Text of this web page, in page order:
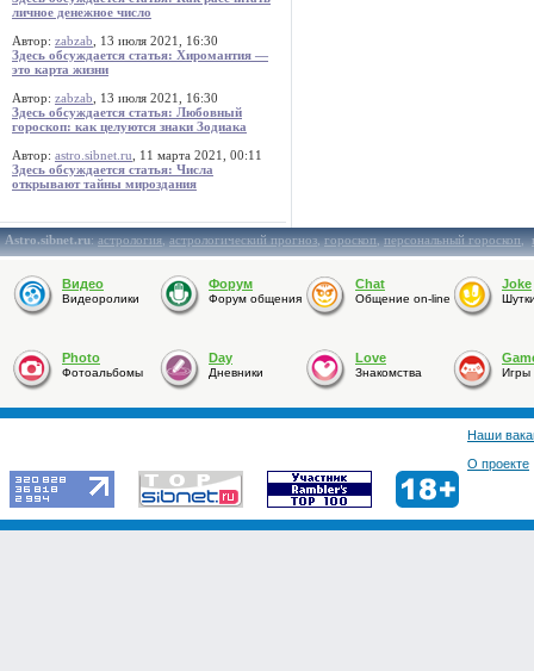
личное денежное число
Автор: zabzab , 13 июля 2021, 16:30
Здесь обсуждается статья: Хиромантия —
это карта жизни
Автор: zabzab , 13 июля 2021, 16:30
Здесь обсуждается статья: Любовный
гороскоп: как целуются знаки Зодиака
Автор: astro.sibnet.ru , 11 марта 2021, 00:11
Здесь обсуждается статья: Числа
открывают тайны мироздания
Astro.sibnet.ru:астрология,астрологический прогноз,гороскоп,персональный гороскоп,
Видео
Видеоролики
Форум
Форум общения
Chat
Общение on-line
Joke
Photo
Фотоальбомы
Day
Дневники
Love
Знакомства Игры
Наши
О проекте